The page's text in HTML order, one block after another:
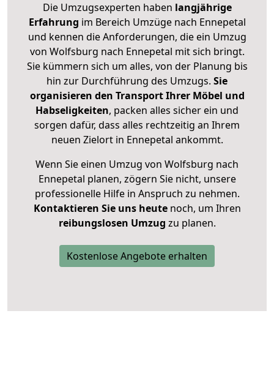
Die Umzugsexperten haben langjährige
Erfahrung im Bereich Umzüge nach Ennepetal
und kennen die Anforderungen, die ein Umzug
von Wolfsburg nach Ennepetal mit sich bringt.
Sie kümmern sich um alles, von der Planung bis
hin zur Durchführung des Umzugs. Sie
organisieren den Transport Ihrer Möbel und
Habseligkeiten, packen alles sicher ein und
sorgen dafür, dass alles rechtzeitig an Ihrem
neuen Zielort in Ennepetal ankommt.
Wenn Sie einen Umzug von Wolfsburg nach
Ennepetal planen, zögern Sie nicht, unsere
professionelle Hilfe in Anspruch zu nehmen.
Kontaktieren Sie uns heutenoch, um Ihren
reibungslosen Umzug zu planen.
Kostenlose Angebote erhalten